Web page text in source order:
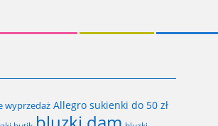
wyprzedaż Allegro sukienki do 50 zł